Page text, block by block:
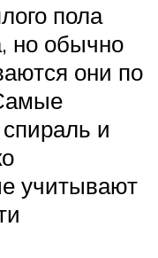
пола
но обычно
они по
и
учитывают